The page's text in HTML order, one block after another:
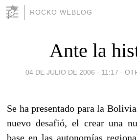
ROCKO WEBLOG
Ante la
04 DE JULIO DE 2006 - 11:17 -
Se ha presentado para la
nuevo desafió, el crear una
base en las autonomías